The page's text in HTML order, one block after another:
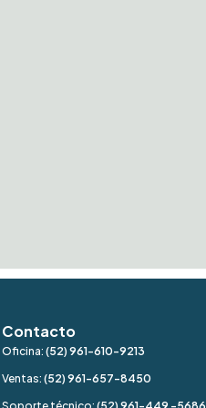
Contacto
Oficina: (52) 961-610-9213
Ventas: (52) 961-657-8450